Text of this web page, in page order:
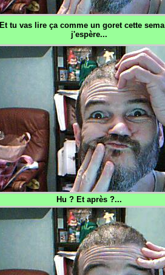
Et tu vas lire ça comme un goret cette
j'espère...
Hu ? Et après ?...